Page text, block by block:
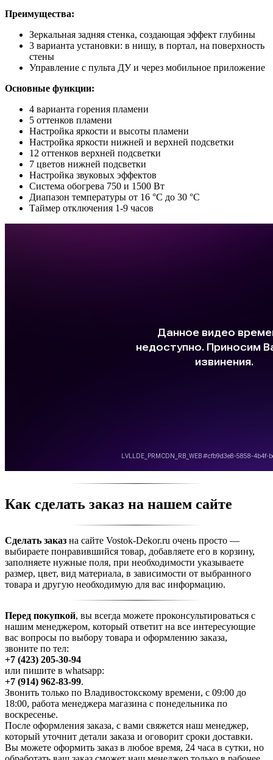
Преимущества:
Зеркальная задняя стенка, создающая эффект глубины
3 варианта установки: в нишу, в портал, на поверхность
стены
Управление с пульта ДУ и через мобильное приложение
Основные функции:
4 варианта горения пламени
5 оттенков пламени
Настройка яркости и высоты пламени
Настройка яркости нижней и верхней подсветки
12 оттенков верхней подсветки
7 цветов нижней подсветки
Настройка звуковых эффектов
Система обогрева 750 и 1500 Вт
Диапазон температуры от 16 °C до 30 °C
Таймер отключения 1-9 часов
Как сделать заказ на нашем сайте
Сделать заказ на сайте Vostok-Dekor.ru очень просто —
выбираете понравившийся товар, добавляете его в корзину,
заполняете нужные поля, при необходимости указываете
размер, цвет, вид материала, в зависимости от выбранного
товара и другую необходимую для вас информацию.
Перед покупкой, вы всегда можете проконсультироваться с
нашим менеджером, который ответит на все интересующие
вас вопросы по выбору товара и оформлению заказа,
звоните по тел:
+7 (423) 205-30-94
или пишите в whatsapp:
+7 (914) 962-83-99.
Звонить только по Владивостокскому времени, с 09:00 до
18:00, работа менеджера магазина с понедельника по
воскресенье.
После оформления заказа, с вами свяжется наш менеджер,
который уточнит детали заказа и оговорит сроки доставки.
Вы можете оформить заказ в любое время, 24 часа в сутки, но